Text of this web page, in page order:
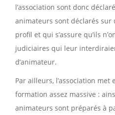
l’association sont donc
animateurs sont déclarés
profil et qui s’assure qu’ils
judiciaires qui leur
d’animateur.
Par ailleurs, l’association
formation assez massive :
animateurs sont préparés à